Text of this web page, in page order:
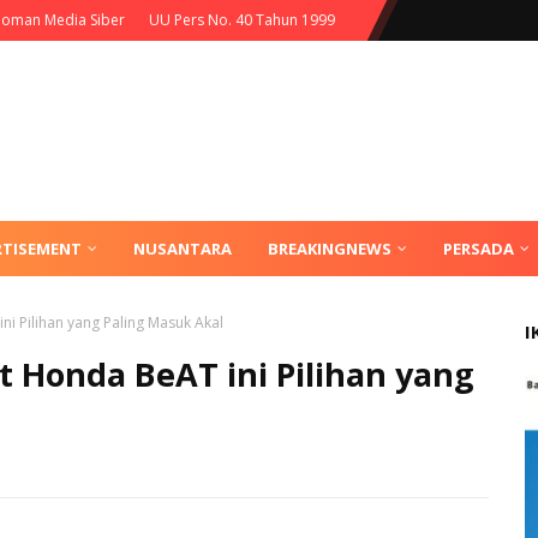
Media Siber UU Pers No. 40 Tahun 1999
NUSANTARA BREAKINGNEWS PERSADA
Pilihan yang Paling Masuk Akal
Honda BeAT ini Pilihan yang